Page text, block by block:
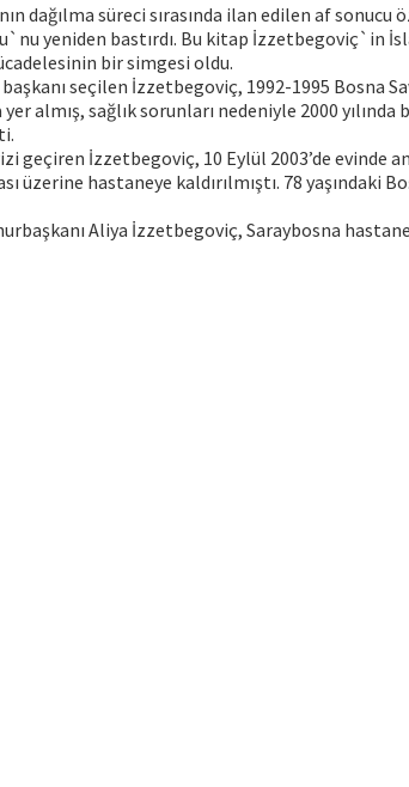
dağılma süreci sırasında ilan edilen af sonucu
yeniden bastırdı. Bu kitap İzzetbegoviç`in
bir simgesi oldu.
seçilen İzzetbegoviç, 1992-1995 Bosna
almış, sağlık sorunları nedeniyle 2000
geçiren İzzetbegoviç, 10 Eylül 2003’de evinde
üzerine hastaneye kaldırılmıştı. 78 yaşındaki
Aliya İzzetbegoviç, Saraybosna